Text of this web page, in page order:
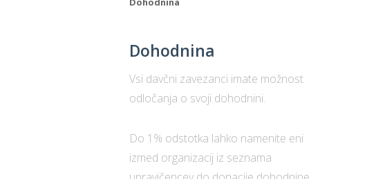
Dohodnina
Vsi davčni zavezanci imate možnost
odločanja o svoji dohodnini.
Do 1% odstotka lahko namenite eni
izmed organizacij iz seznama